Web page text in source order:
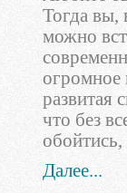
Тогда вы,
можно
огромное
развитая
что без
обойтись,
Далее...